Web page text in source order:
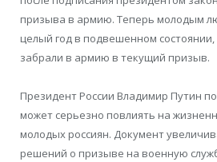
призыва в армию. Теперь молодым
целый год в подвешенном состоянии,
забрали в армию в текущий призыв.
Президент России Владимир Путин
может серьезно повлиять на
молодых россиян. Документ
решений о призыве на военную